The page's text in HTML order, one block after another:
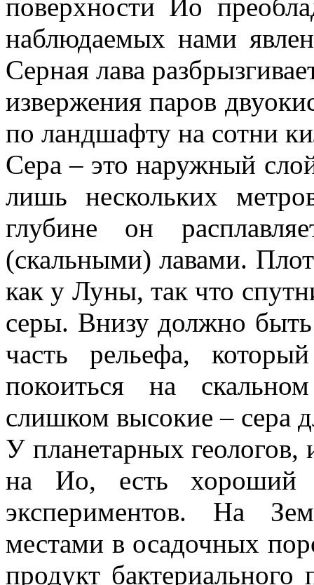
поверхности Ио
наблюдаемых нами
Серная лава
извержения паров
по ландшафту на сотни
Сера – это наружный
лишь нескольких
глубине он
(скальными) лавами.
как у Луны, так что
серы. Внизу должно
часть рельефа,
покоиться на
слишком высокие – сера
У планетарных
на Ио, есть хороший
экспериментов. На
местами в осадочных
продукт